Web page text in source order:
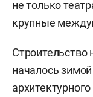
не только
крупные
Строительство
началось